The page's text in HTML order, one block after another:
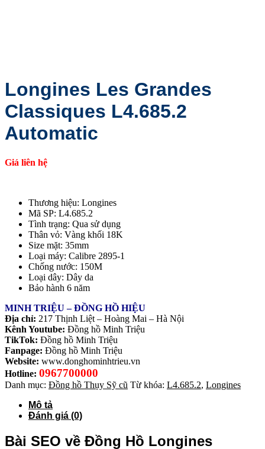
Longines Les Grandes
Classiques L4.685.2
Automatic
Giá liên hệ
Thương hiệu: Longines
Mã SP: L4.685.2
Tình trạng: Qua sử dụng
Thân vỏ: Vàng khối 18K
Size mặt: 35mm
Loại máy: Calibre 2895-1
Chống nước: 150M
Loại dây: Dây da
Bảo hành 6 năm
MINH TRIỆU – ĐỒNG HỒ HIỆU
Địa chỉ: 217 Thịnh Liệt – Hoàng Mai – Hà Nội
Kênh Youtube: Đồng hồ Minh Triệu
TikTok: Đồng hồ Minh Triệu
Fanpage: Đồng hồ Minh Triệu
Website: www.donghominhtrieu.vn
Hotline: 0967700000
Danh mục: Đồng hồ Thụy Sỹ cũ Từ khóa: L4.685.2, Longines
Mô tả
Đánh giá (0)
Bài SEO về Đồng Hồ Longines